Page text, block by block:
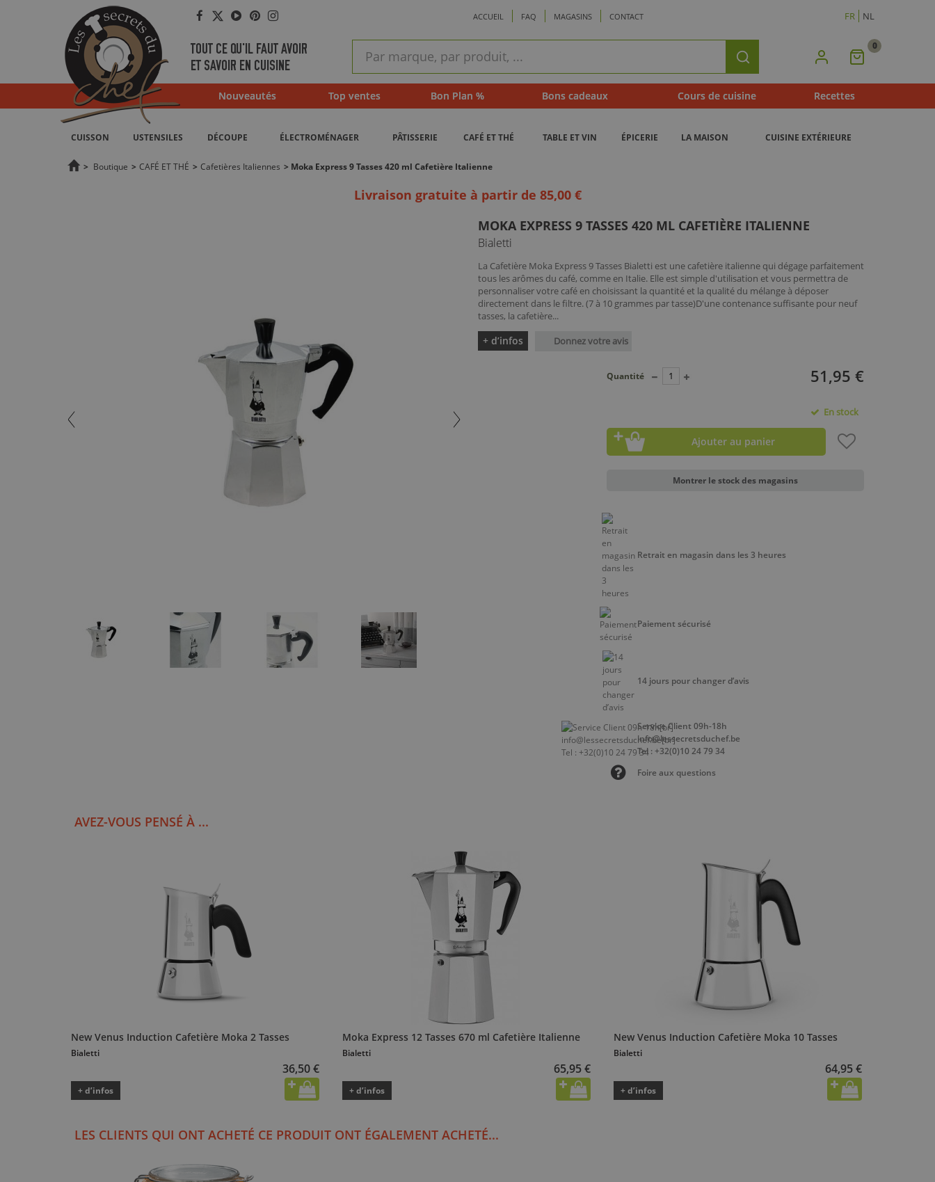
Facebook
Twitter
YouTube
Pinterest
Instagram ACCUEIL FAQ MAGASINS CONTACT FR NL
TOUT CE QU'IL FAUT AVOIR
ET SAVOIR EN CUISINE
rapide
Rechercher Mon
0
Nouveautés Top ventes Bon Plan % Bons cadeaux Cours de cuisine Recettes
CUISSON USTENSILES DÉCOUPE ÉLECTROMÉNAGER PÂTISSERIE CAFÉ ET THÉ TABLE ET VIN ÉPICERIE LA MAISON CUISINE EXTÉRIEURE
> Boutique > CAFÉ ET THÉ > Cafetières Italiennes > Moka Express 9 Tasses 420 ml Cafetière Italienne
Livraison gratuite à partir de 85,00 €
MOKA EXPRESS 9 TASSES 420 ML CAFETIÈRE ITALIENNE
Bialetti
La Cafetière Moka Express 9 Tasses Bialetti est une cafetière italienne qui dégage parfaitement
tous les arômes du café, comme en Italie. Elle est simple d'utilisation et vous permettra de
personnaliser votre café en choisissant la quantité et la qualité du mélange à déposer
directement dans le filtre. (7 à 10 grammes par tasse)D'une contenance suffisante pour neuf
tasses, la cafetière...
+ d’infos Donnez votre avis
51,95 €
Quantité
En stock
Ajouter au panier
Montrer le stock des magasins
Retrait en magasin dans les 3 heures
Paiement sécurisé
14 jours pour changer d’avis
Service Client 09h-18h
info@lessecretsduchef.be
Tel : +32(0)10 24 79 34
Foire aux questions
AVEZ-VOUS PENSÉ À ...
New Venus Induction Cafetière Moka 2 Tasses
Bialetti
36,50 €
+ d’infos
Moka Express 12 Tasses 670 ml Cafetière Italienne
Bialetti
65,95 €
+ d’infos
New Venus Induction Cafetière Moka 10 Tasses
Bialetti
64,95 €
+ d’infos
LES CLIENTS QUI ONT ACHETÉ CE PRODUIT ONT ÉGALEMENT ACHETÉ...